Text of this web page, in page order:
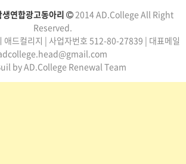
연합광고동아리
2014 AD.College All Right
Reserved.
애드컬리지 | 사업자번호 512-80-27839 | 대표메일
by AD.College Renewal Team